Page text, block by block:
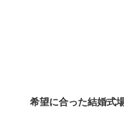
希望に合った結婚式